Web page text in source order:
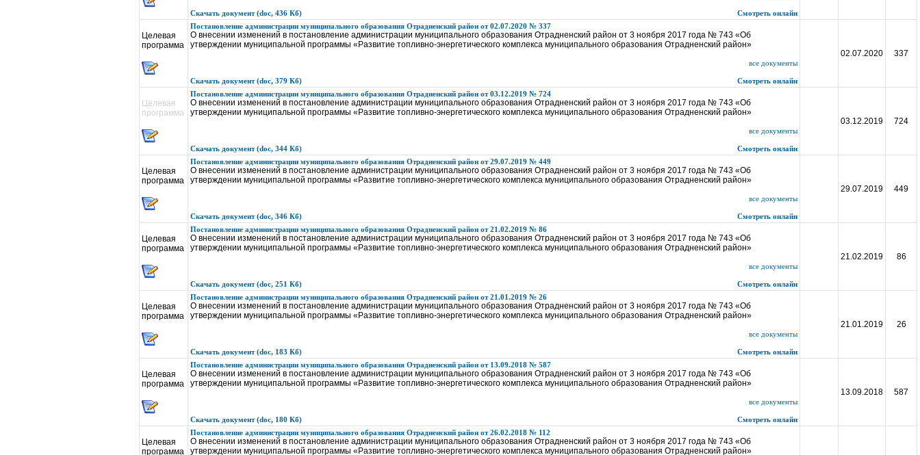
Скачать документ (doc, 436 Кб) Смотреть онлайн
Целевая
программа
Постановление администрации муниципального образования Отрадненский район от 02.07.2020 № 337
О внесении изменений в постановление администрации муниципального образования Отрадненский район от 3 ноября 2017 года № 743 «Об
утверждении муниципальной программы «Развитие топливно-энергетического комплекса муниципального образования Отрадненский район»
все документы
Скачать документ (doc, 379 Кб) Смотреть онлайн
02.07.2020 337
Целевая
программа
Постановление администрации муниципального образования Отрадненский район от 03.12.2019 № 724
О внесении изменений в постановление администрации муниципального образования Отрадненский район от 3 ноября 2017 года № 743 «Об
утверждении муниципальной программы «Развитие топливно-энергетического комплекса муниципального образования Отрадненский район»
все документы
Скачать документ (doc, 344 Кб) Смотреть онлайн
03.12.2019 724
Целевая
программа
Постановление администрации муниципального образования Отрадненский район от 29.07.2019 № 449
О внесении изменений в постановление администрации муниципального образования Отрадненский район от 3 ноября 2017 года № 743 «Об
утверждении муниципальной программы «Развитие топливно-энергетического комплекса муниципального образования Отрадненский район»
все документы
Скачать документ (doc, 346 Кб) Смотреть онлайн
29.07.2019 449
Целевая
программа
Постановление администрации муниципального образования Отрадненский район от 21.02.2019 № 86
О внесении изменений в постановление администрации муниципального образования Отрадненский район от 3 ноября 2017 года № 743 «Об
утверждении муниципальной программы «Развитие топливно-энергетического комплекса муниципального образования Отрадненский район»
все документы
Скачать документ (doc, 251 Кб) Смотреть онлайн
21.02.2019 86
Целевая
программа
Постановление администрации муниципального образования Отрадненский район от 21.01.2019 № 26
О внесении изменений в постановление администрации муниципального образования Отрадненский район от 3 ноября 2017 года № 743 «Об
утверждении муниципальной программы «Развитие топливно-энергетического комплекса муниципального образования Отрадненский район»
все документы
Скачать документ (doc, 183 Кб) Смотреть онлайн
21.01.2019 26
Целевая
программа
Постановление администрации муниципального образования Отрадненский район от 13.09.2018 № 587
О внесении изменений в постановление администрации муниципального образования Отрадненский район от 3 ноября 2017 года № 743 «Об
утверждении муниципальной программы «Развитие топливно-энергетического комплекса муниципального образования Отрадненский район»
все документы
Скачать документ (doc, 180 Кб) Смотреть онлайн
13.09.2018 587
Целевая
программа
Постановление администрации муниципального образования Отрадненский район от 26.02.2018 № 112
О внесении изменений в постановление администрации муниципального образования Отрадненский район от 3 ноября 2017 года № 743 «Об
утверждении муниципальной программы «Развитие топливно-энергетического комплекса муниципального образования Отрадненский район»